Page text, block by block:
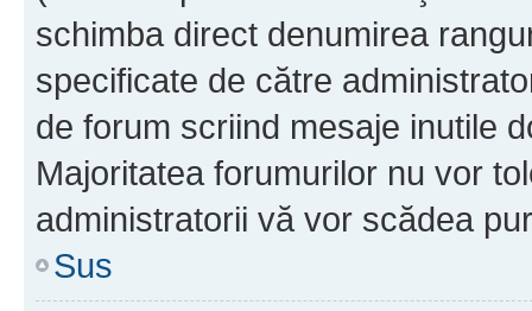
schimba direct denumirea
specificate de către
de forum scriind mesaje inutile
Majoritatea forumurilor nu vor
administratorii vă vor scădea
Sus